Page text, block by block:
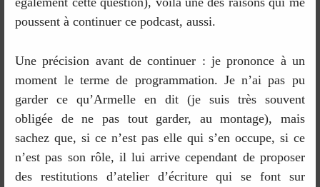
poussent à continuer ce podcast, aussi.
Une précision avant de continuer : je prononce à un
moment le terme de programmation. Je n’ai pas pu
garder ce qu’Armelle en dit (je suis très souvent
obligée de ne pas tout garder, au montage), mais
sachez que, si ce n’est pas elle qui s’en occupe, si ce
n’est pas son rôle, il lui arrive cependant de proposer
des restitutions d’atelier d’écriture qui se font sur